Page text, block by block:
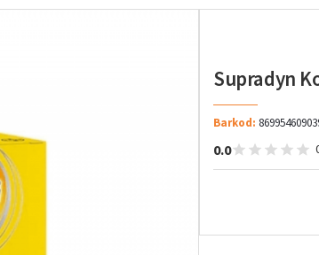
Supradyn
Barkod:
0.0